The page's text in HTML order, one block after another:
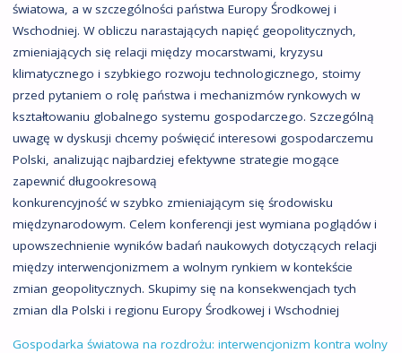
światowa, a w szczególności państwa Europy Środkowej i
Wschodniej. W obliczu narastających napięć geopolitycznych,
zmieniających się relacji między mocarstwami, kryzysu
klimatycznego i szybkiego rozwoju technologicznego, stoimy
przed pytaniem o rolę państwa i mechanizmów rynkowych w
kształtowaniu globalnego systemu gospodarczego. Szczególną
uwagę w dyskusji chcemy poświęcić interesowi gospodarczemu
Polski, analizując najbardziej efektywne strategie mogące
zapewnić długookresową
konkurencyjność w szybko zmieniającym się środowisku
międzynarodowym. Celem konferencji jest wymiana poglądów i
upowszechnienie wyników badań naukowych dotyczących relacji
między interwencjonizmem a wolnym rynkiem w kontekście
zmian geopolitycznych. Skupimy się na konsekwencjach tych
zmian dla Polski i regionu Europy Środkowej i Wschodniej
Gospodarka światowa na rozdrożu: interwencjonizm kontra wolny